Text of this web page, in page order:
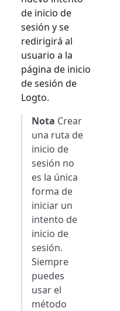
de inicio de
sesión y se
redirigirá al
usuario a la
página de inicio
de sesión de
Logto.
Nota Crear
una ruta de
inicio de
sesión no
es la única
forma de
iniciar un
intento de
inicio de
sesión.
Siempre
puedes
usar el
método